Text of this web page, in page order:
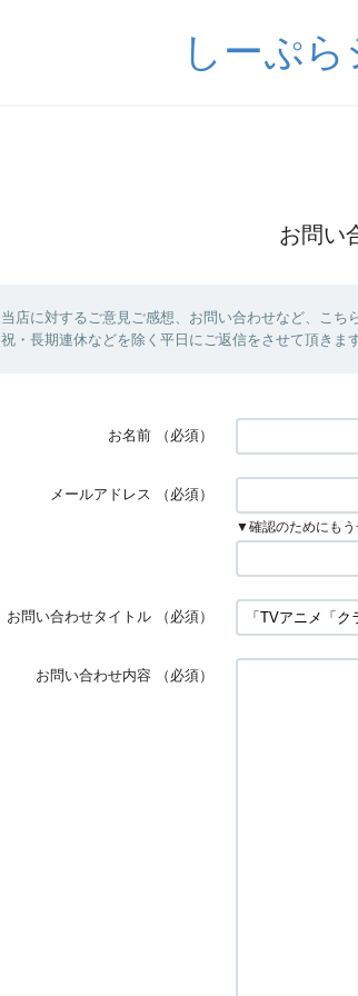
しーぷ
お問い
当店に対するご意見ご感想、お問い合わせなど、こ
祝・長期連休などを除く平日にご返信をさせて頂きま
お名前 （必須）
メールアドレス （必須）
▼確認のためにもう
お問い合わせタイトル （必須）
お問い合わせ内容 （必須）